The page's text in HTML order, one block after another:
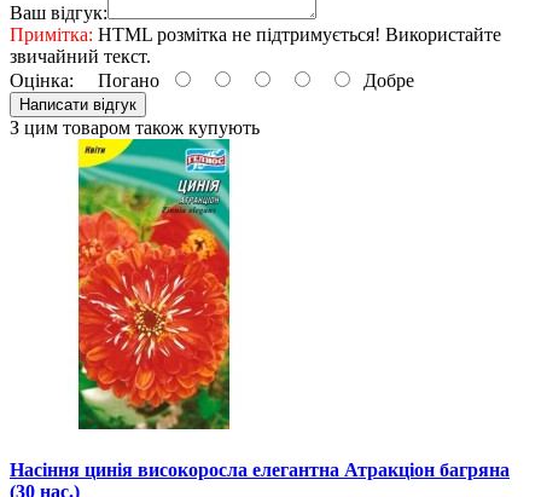
Ваш відгук:
Примітка: HTML розмітка не підтримується! Використайте
звичайний текст.
Оцінка: Погано Добре
Написати відгук
З цим товаром також купують
Насіння цинія високоросла елегантна Атракціон багряна
(30 нас.)